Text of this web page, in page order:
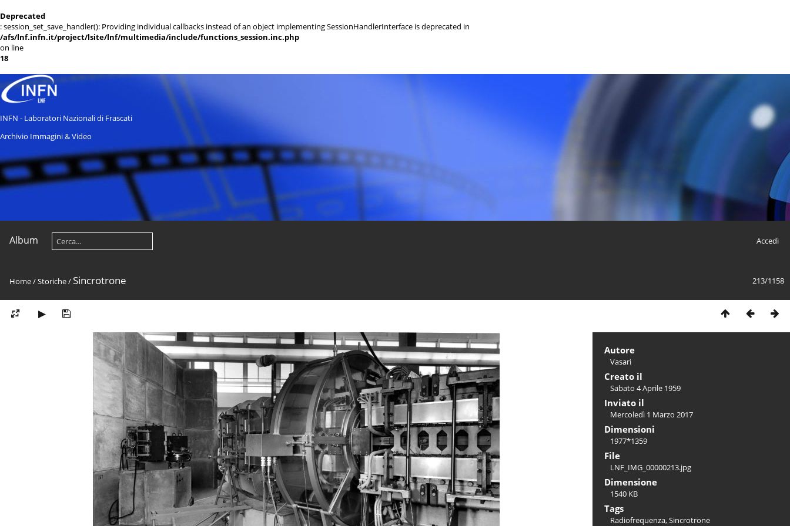
Deprecated
: session_set_save_handler(): Providing individual callbacks instead of an object implementing SessionHandlerInterface is deprecated in
/afs/lnf.infn.it/project/lsite/lnf/multimedia/include/functions_session.inc.php
on line
18
INFN - Laboratori Nazionali di Frascati
Archivio Immagini & Video
Album Accedi
213/1158
Home/Storiche/ Sincrotrone
Autore
Vasari
Creato il
Sabato 4 Aprile 1959
Inviato il
Mercoledì 1 Marzo 2017
Dimensioni
1977*1359
File
LNF_IMG_00000213.jpg
Dimensione
1540 KB
Tags
Radiofrequenza,Sincrotrone